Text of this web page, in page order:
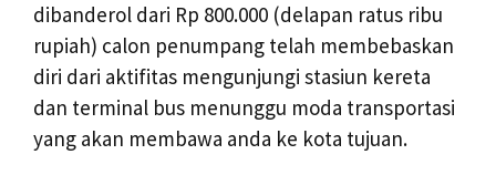
dibanderol dari Rp 800.000 (delapan ratus ribu
rupiah) calon penumpang telah membebaskan
diri dari aktifitas mengunjungi stasiun kereta
dan terminal bus menunggu moda transportasi
yang akan membawa anda ke kota tujuan.